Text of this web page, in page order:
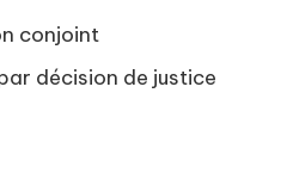
conjoint
décision de justice